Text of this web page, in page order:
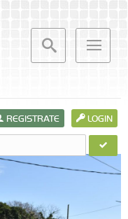
LOGIN
REGISTRATE